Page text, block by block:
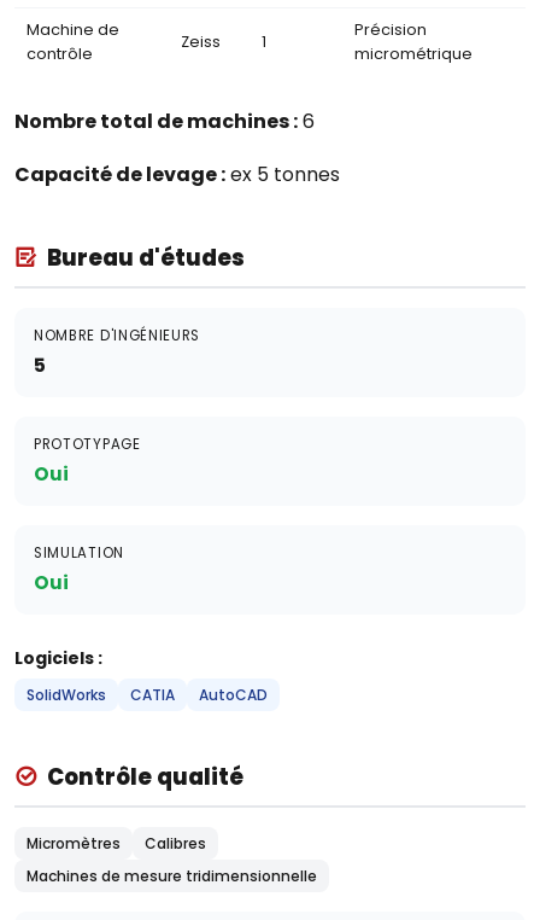
Machine de
contrôle
Zeiss 1
Précision
micrométrique
Nombre total de machines :6
Capacité de levage :ex 5 tonnes
Bureau d'études
NOMBRE D'INGÉNIEURS
5
PROTOTYPAGE
Oui
SIMULATION
Oui
Logiciels :
SolidWorks CATIA AutoCAD
Contrôle qualité
Micromètres
Calibres
Machines de mesure tridimensionnelle